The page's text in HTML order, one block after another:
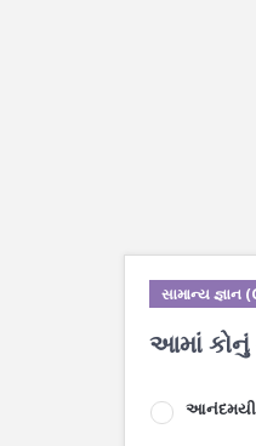
સામાન્ય જ્ઞાન
આમાં કોનું
આનંદમયી